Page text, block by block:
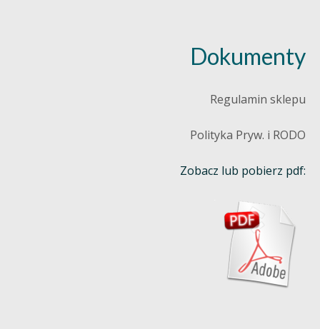
Dokumenty
Regulamin sklepu
Polityka Pryw. i RODO
Zobacz lub pobierz pdf: